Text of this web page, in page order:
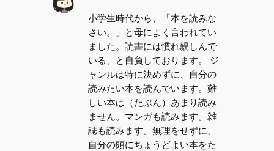
小学生時代から、「本を読みな
さい。」と母によく言われてい
ました。読書には慣れ親しんで
いる、と自負しております。 ジ
ャンルは特に決めずに、自分の
読みたい本を読んでいます。難
しい本は（たぶん）あまり読み
ません。マンガも読みます。雑
誌も読みます。無理をせずに、
自分の頭にちょうどよい本をた